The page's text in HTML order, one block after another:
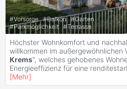
#Vorsorge #Balkon #Garten
#Parkmöglichkeit #Terrasse
Höchster Wohnkomfort und
willkommen im außergewöhnlichen
Krems", welches gehobenes
Energieeffizienz für eine
[Mehr]